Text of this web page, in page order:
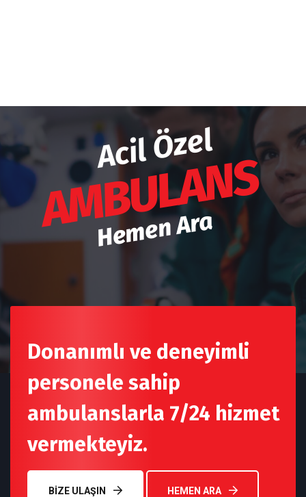
Acil Özel
AMBULANS
Hemen Ara
Donanımlı ve deneyimli
personele sahip
ambulanslarla 7/24 hizmet
vermekteyiz.
BIZE ULAŞIN HEMEN ARA